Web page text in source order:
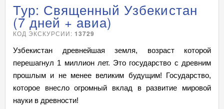
Тур: Священный Узбекистан
(7 дней + авиа)
КОД ЭКСКУРСИИ: 13729
Узбекистан древнейшая земля, возраст которой
перешагнул 1 миллион лет. Это государство с древним
прошлым и не менее великим будущим! Государство,
которое внесло огромный вклад в развитие мировой
науки в древности!